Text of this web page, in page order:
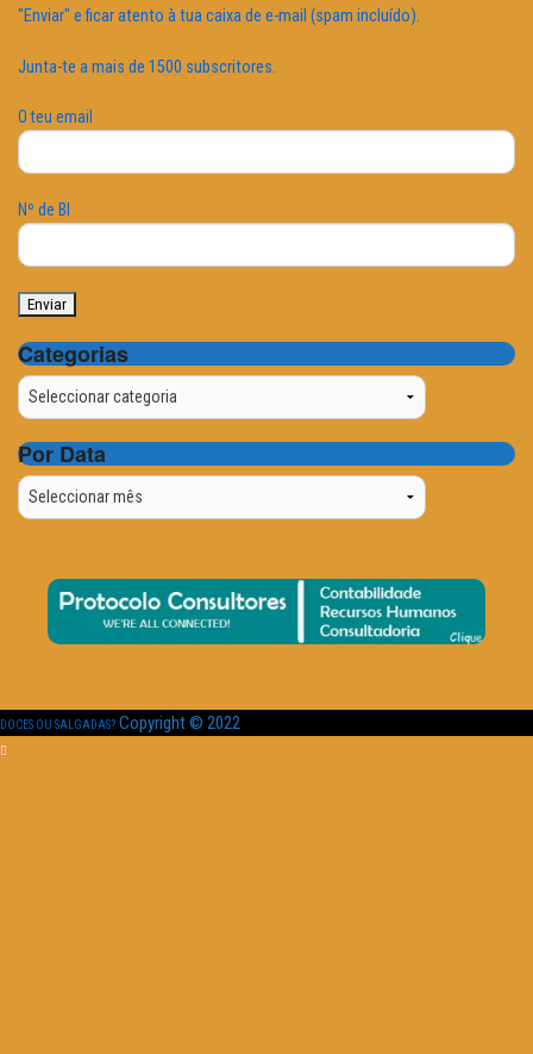
"Enviar" e ficar atento à tua caixa de e-mail (spam incluído).
Junta-te a mais de 1500 subscritores.
O teu email
Nº de BI
Categorias
Categorias
Por Data
Por
Data
DOCES OU SALGADAS? Copyright © 2022